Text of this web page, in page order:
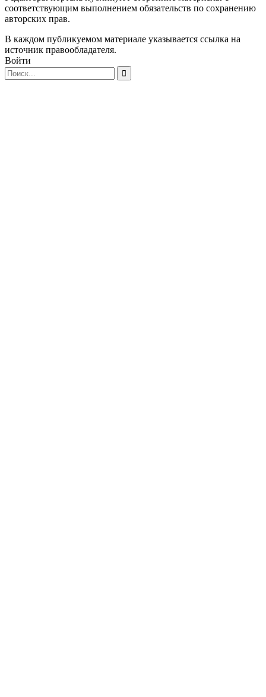
соответствующим выполнением обязательств по сохранению
авторских прав.
В каждом публикуемом материале указывается ссылка на
источник правообладателя.
Войти